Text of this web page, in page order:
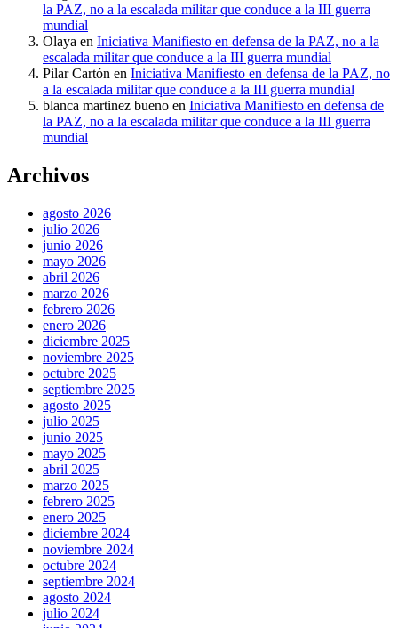
la PAZ, no a la escalada militar que conduce a la III guerra
mundial
Olaya en Iniciativa Manifiesto en defensa de la PAZ, no a la
escalada militar que conduce a la III guerra mundial
Pilar Cartón en Iniciativa Manifiesto en defensa de la PAZ, no
a la escalada militar que conduce a la III guerra mundial
blanca martinez bueno en Iniciativa Manifiesto en defensa de
la PAZ, no a la escalada militar que conduce a la III guerra
mundial
Archivos
agosto 2026
julio 2026
junio 2026
mayo 2026
abril 2026
marzo 2026
febrero 2026
enero 2026
diciembre 2025
noviembre 2025
octubre 2025
septiembre 2025
agosto 2025
julio 2025
junio 2025
mayo 2025
abril 2025
marzo 2025
febrero 2025
enero 2025
diciembre 2024
noviembre 2024
octubre 2024
septiembre 2024
agosto 2024
julio 2024